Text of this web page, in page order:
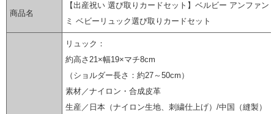
商品名
【出産祝い 選び取りカードセット】ベルビー アンファン
ミ ベビーリュック選び取りカードセット
リュック：
約高さ21×幅19×マチ8cm
（ショルダー長さ：約27～50cm）
素材／ナイロン・合成皮革
生産／日本（ナイロン生地、刺繍仕上げ）/中国（縫製）